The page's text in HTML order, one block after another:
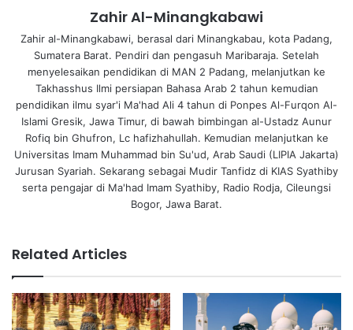
Zahir Al-Minangkabawi
Zahir al-Minangkabawi, berasal dari Minangkabau, kota Padang,
Sumatera Barat. Pendiri dan pengasuh Maribaraja. Setelah
menyelesaikan pendidikan di MAN 2 Padang, melanjutkan ke
Takhasshus Ilmi persiapan Bahasa Arab 2 tahun kemudian
pendidikan ilmu syar'i Ma'had Ali 4 tahun di Ponpes Al-Furqon Al-
Islami Gresik, Jawa Timur, di bawah bimbingan al-Ustadz Aunur
Rofiq bin Ghufron, Lc hafizhahullah. Kemudian melanjutkan ke
Universitas Imam Muhammad bin Su'ud, Arab Saudi (LIPIA Jakarta)
Jurusan Syariah. Sekarang sebagai Mudir Tanfidz di KIAS Syathiby
serta pengajar di Ma'had Imam Syathiby, Radio Rodja, Cileungsi
Bogor, Jawa Barat.
Related Articles